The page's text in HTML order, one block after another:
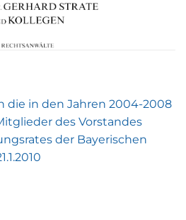
die in den Jahren 2004-2008
des Vorstandes
der Bayerischen